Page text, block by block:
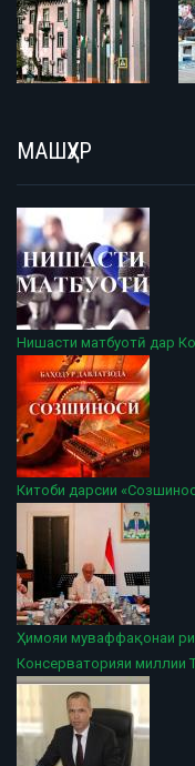
МАШҲУР
Нишасти матбуотӣ дар
Китоби дарсии
Ҳимояи муваффақонаи
Консерваторияи миллии